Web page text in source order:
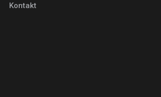
Kontakt